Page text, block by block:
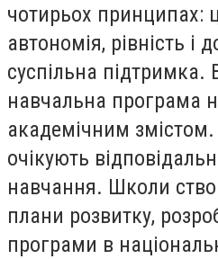
чотирьох принципах:
автономія, рівність і
суспільна підтримка.
навчальна програма
академічним змістом.
очікують
навчання. Школи
плани розвитку,
програми в